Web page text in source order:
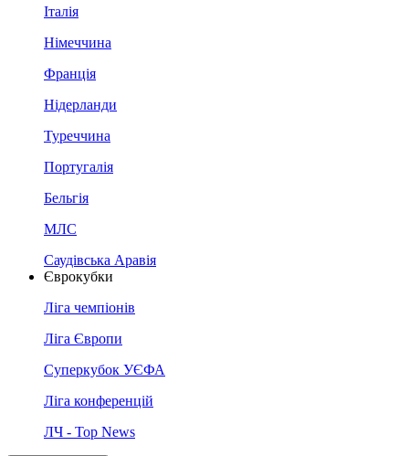
Італія
Німеччина
Франція
Нідерланди
Туреччина
Португалія
Бельгія
МЛС
Саудівська Аравія
Єврокубки
Ліга чемпіонів
Ліга Європи
Суперкубок УЄФА
Ліга конференцій
ЛЧ - Top News